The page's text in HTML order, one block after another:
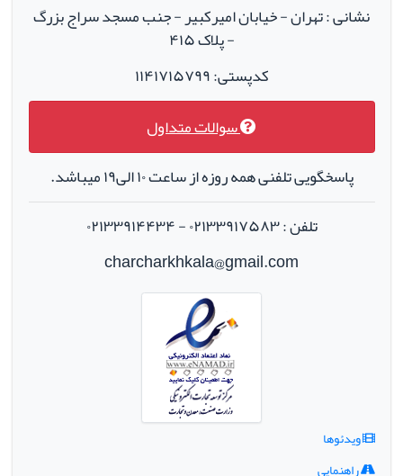
نشانی : تهران - خیابان امیرکبیر - جنب مسجد سراج بزرگ
- پلاک ۴۱۵
کدپستی: ۱۱۴۱۷۱۵۷۹۹
سوالات متداول
پاسخگویی تلفنی همه روزه از ساعت ۱۰ الی۱۹ میباشد.
تلفن : ۰۲۱۳۳۹۱۷۵۸۳ - ۰۲۱۳۳۹۱۴۴۳۴
charcharkhkala@gmail.com
ویدئوها
راهنمایی